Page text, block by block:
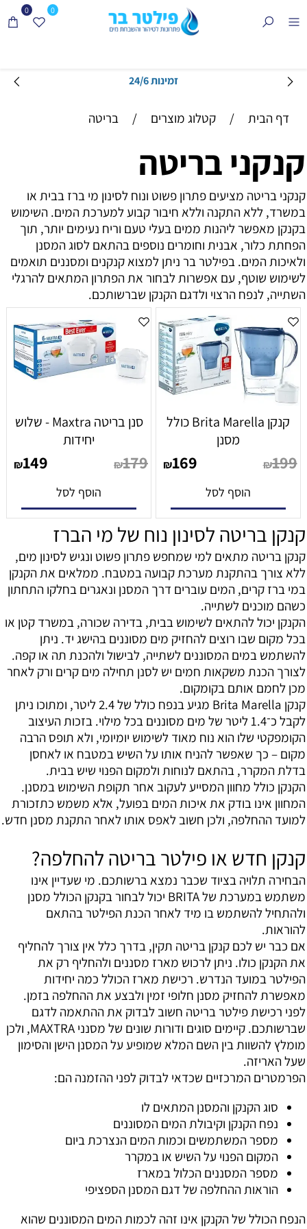
זמינות 24/6
0 0
דף הבית / קטלוג מוצרים / בריטה
קנקני בריטה
קנקני בריטה מציעים פתרון פשוט ונוח לסינון מי ברז בבית או
במשרד, ללא התקנה וללא חיבור קבוע למערכת המים. השימוש
בקנקן מאפשר ליהנות ממים בעלי טעם וריח נעימים יותר, תוך
הפחתת כלור, אבנית וחומרים נוספים בהתאם לסוג המסנן
ולאיכות המים. בפילטר בר ניתן למצוא קנקנים ומסננים תואמים
לשימוש שוטף, עם אפשרות לבחור את הפתרון המתאים להרגלי
השתייה, לנפח הרצוי ולדגם הקנקן שברשותכם.
קנקן Brita Marella כולל
מסנן
₪199
₪169
הוסף לסל
סנן בריטה Maxtra - שלוש
יחידות
₪179
₪149
הוסף לסל
קנקן בריטה לסינון נוח של מי הברז
קנקן בריטה מתאים למי שמחפש פתרון פשוט ונגיש לסינון מים,
ללא צורך בהתקנת מערכת קבועה במטבח. ממלאים את הקנקן
במי ברז קרים, המים עוברים דרך המסנן ונאגרים בחלקו התחתון
כשהם מוכנים לשתייה.
הקנקן יכול להתאים לשימוש בבית, בדירה שכורה, במשרד קטן או
בכל מקום שבו רוצים להחזיק מים מסוננים בהישג יד. ניתן
להשתמש במים המסוננים לשתייה, לבישול ולהכנת תה או קפה.
לצורך הכנת משקאות חמים יש לסנן תחילה מים קרים ורק לאחר
מכן לחמם אותם בקומקום.
קנקן Brita Marella מגיע בנפח כולל של 2.4 ליטר, ומתוכו ניתן
לקבל כ־1.4 ליטר של מים מסוננים בכל מילוי. בזכות העיצוב
הקומפקטי שלו הוא נוח מאוד לשימוש יומיומי, ולא תופס הרבה
מקום – כך שאפשר להניח אותו על השיש במטבח או לאחסן
בדלת המקרר, בהתאם לנוחות ולמקום הפנוי שיש בבית.
הקנקן כולל מחוון המסייע לעקוב אחר תקופת השימוש במסנן.
המחוון אינו בודק את איכות המים בפועל, אלא משמש כתזכורת
למועד ההחלפה, ולכן חשוב לאפס אותו לאחר התקנת מסנן חדש.
קנקן חדש או פילטר בריטה להחלפה?
הבחירה תלויה בציוד שכבר נמצא ברשותכם. מי שעדיין אינו
משתמש במערכת של BRITA יכול לבחור בקנקן הכולל מסנן
ולהתחיל להשתמש בו מיד לאחר הכנת הפילטר בהתאם
להוראות.
אם כבר יש לכם קנקן בריטה תקין, בדרך כלל אין צורך להחליף
את הקנקן כולו. ניתן לרכוש מארז מסננים ולהחליף רק את
הפילטר במועד הנדרש. רכישת מארז הכולל כמה יחידות
מאפשרת להחזיק מסנן חלופי זמין ולבצע את ההחלפה בזמן.
לפני רכישת פילטר בריטה חשוב לבדוק את ההתאמה לדגם
שברשותכם. קיימים סוגים ודורות שונים של מסנני MAXTRA, ולכן
מומלץ להשוות בין השם המלא שמופיע על המסנן הישן והסימון
שעל האריזה.
הפרמטרים המרכזיים שכדאי לבדוק לפני ההזמנה הם:
סוג הקנקן והמסנן המתאים לו
נפח הקנקן וקיבולת המים המסוננים
מספר המשתמשים וכמות המים הנצרכת ביום
המקום הפנוי על השיש או במקרר
מספר המסננים הכלול במארז
הוראות ההחלפה של דגם המסנן הספציפי
הנפח הכולל של הקנקן אינו זהה לכמות המים המסוננים שהוא